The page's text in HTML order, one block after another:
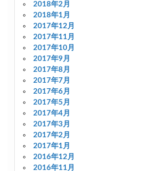
2018年2月
2018年1月
2017年12月
2017年11月
2017年10月
2017年9月
2017年8月
2017年7月
2017年6月
2017年5月
2017年4月
2017年3月
2017年2月
2017年1月
2016年12月
2016年11月